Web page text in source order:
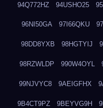
94Q772HZ 94USHO25
96NI50GA 97I66QKU
98DD8YXB 98HGTYIJ
98RZWLDP 990W4OYL
99NJVYC8 9AEIGFHX
9B4CT9PZ 9BEYVG9H